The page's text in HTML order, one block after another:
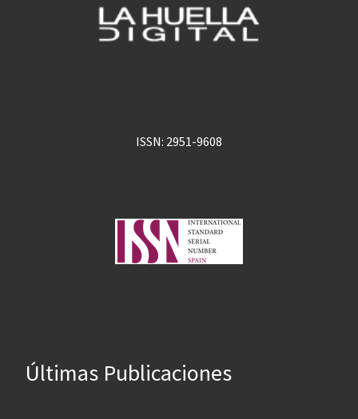
ISSN: 2951-9608
Últimas Publicaciones